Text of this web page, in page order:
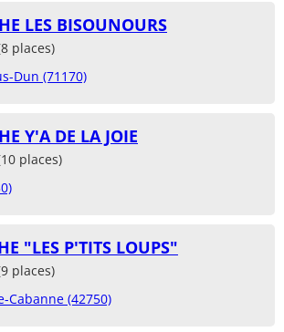
LES BISOUNOURS
places)
Dun (71170)
Y'A DE LA JOIE
places)
"LES P'TITS LOUPS"
places)
Cabanne (42750)